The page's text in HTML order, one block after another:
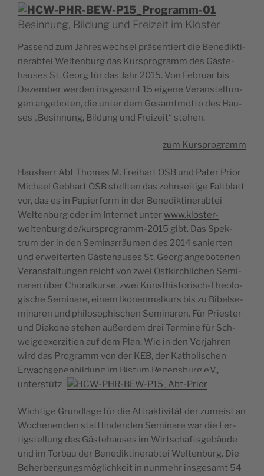
Besinnung, Bildung und Freizeit im Kloster
Pas­send zum Jah­re­swe­ch­sel prä­sen­tiert die Bene­dik­ti­
ne­rab­tei Welt­en­burg das Kur­spro­gramm des Gäste­
hau­ses St. Georg für das Jahr 2015. Von Februar bis
Dezem­ber wer­den insge­samt 15 eige­ne Veran­stal­tun­
gen ange­bo­ten, die unter dem Gesamt­mot­to des Hau­
ses „Besin­nung, Bil­dung und Frei­zeit“ stehen.
zum Kur­spro­gramm
Hau­sherr Abt Tho­mas M. Frei­hart OSB und Pater Prior
Michael Geb­hart OSB stell­ten das zehn­sei­ti­ge Falt­blatt
vor, das es in Papier­form in der Bene­dik­ti­ne­rab­tei
Welt­en­burg oder im Inter­net unter www.kloster-
weltenburg.de/kursprogramm-2015 gibt. Das Spek­
trum der in den Semi­nar­räu­men des 2014 sanier­ten
und erwei­ter­ten Gäste­hau­ses St. Georg ange­bo­te­nen
Veran­stal­tun­gen rei­cht von zwei Ost­kir­chli­chen Semi­
na­ren über Cho­ral­kur­se, zwei Kun­sthi­sto­ri­sch-Theo­lo­
gi­sche Semi­na­re, einem Iko­nen­mal­kurs bis zu Bibel­se­
mi­na­ren und phi­lo­so­phi­schen Semi­na­ren. Für Prie­ster
und Dia­ko­ne ste­hen außer­dem drei Ter­mi­ne für Sch­
wei­gee­xer­zi­tien auf dem Plan. Wie in den Vor­jah­ren
wird das Pro­gramm von der KEB, der Katho­li­schen
Erwa­ch­se­nen­bil­dung im Bistum Regen­sburg e.V.,
unterstützt.
Wich­ti­ge Grund­la­ge für die Attrak­ti­vi­tät der zumei­st an
Woche­nen­den statt­fin­den­den Semi­na­re war die Fer­
tig­stel­lung des Gäste­hau­ses im Wir­ts­chaf­tsge­bäu­de
und im Tor­bau der Bene­dik­ti­ne­rab­tei Welt­en­burg. Die
Beher­ber­gung­smö­gli­ch­keit in nun­mehr insge­samt 54